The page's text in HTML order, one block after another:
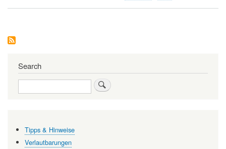
Search
Search
Tipps & Hinweise
Verlautbarungen